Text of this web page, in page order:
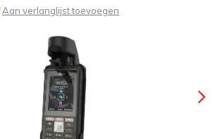
Aan verlanglijst toevoegen